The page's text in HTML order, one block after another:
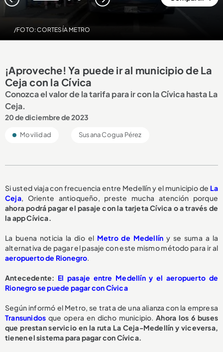
/FOTO: CORTESÍA METRO
¡Aproveche! Ya puede ir al municipio de La
Ceja con la Cívica
Conozca el valor de la tarifa para ir con la Cívica hasta La
Ceja.
20 de diciembre de 2023
Movilidad Susana Cogua Pérez
Si usted viaja con frecuencia entre Medellín y el municipio de La
Ceja, Oriente antioqueño, preste mucha atención porque
ahora podrá pagar el pasaje con la tarjeta Cívica o a través de
la app Cívica.
La buena noticia la dio el Metro de Medellín y se suma a la
alternativa de pagar el pasaje con este mismo método para ir al
aeropuerto de Rionegro.
Antecedente: El pasaje entre Medellín y el aeropuerto de
Rionegro se puede pagar con Cívica
Según informó el Metro, se trata de una alianza con la empresa
Transunidos que opera en dicho municipio.Ahora los 6 buses
que prestan servicio en la ruta La Ceja-Medellín y viceversa,
tienen el sistema para pagar con Cívica.